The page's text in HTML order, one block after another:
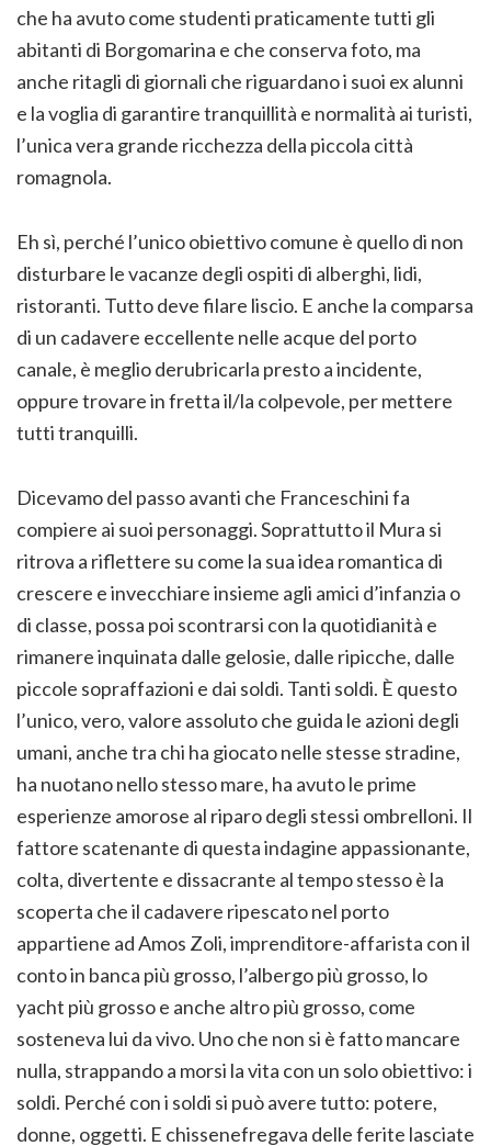
che ha avuto come studenti praticamente tutti gli
abitanti di Borgomarina e che conserva foto, ma
anche ritagli di giornali che riguardano i suoi ex alunni
e la voglia di garantire tranquillità e normalità ai turisti,
l’unica vera grande ricchezza della piccola città
romagnola.
Eh sì, perché l’unico obiettivo comune è quello di non
disturbare le vacanze degli ospiti di alberghi, lidi,
ristoranti. Tutto deve filare liscio. E anche la comparsa
di un cadavere eccellente nelle acque del porto
canale, è meglio derubricarla presto a incidente,
oppure trovare in fretta il/la colpevole, per mettere
tutti tranquilli.
Dicevamo del passo avanti che Franceschini fa
compiere ai suoi personaggi. Soprattutto il Mura si
ritrova a riflettere su come la sua idea romantica di
crescere e invecchiare insieme agli amici d’infanzia o
di classe, possa poi scontrarsi con la quotidianità e
rimanere inquinata dalle gelosie, dalle ripicche, dalle
piccole sopraffazioni e dai soldi. Tanti soldi. È questo
l’unico, vero, valore assoluto che guida le azioni degli
umani, anche tra chi ha giocato nelle stesse stradine,
ha nuotano nello stesso mare, ha avuto le prime
esperienze amorose al riparo degli stessi ombrelloni. Il
fattore scatenante di questa indagine appassionante,
colta, divertente e dissacrante al tempo stesso è la
scoperta che il cadavere ripescato nel porto
appartiene ad Amos Zoli, imprenditore-affarista con il
conto in banca più grosso, l’albergo più grosso, lo
yacht più grosso e anche altro più grosso, come
sosteneva lui da vivo. Uno che non si è fatto mancare
nulla, strappando a morsi la vita con un solo obiettivo: i
soldi. Perché con i soldi si può avere tutto: potere,
donne, oggetti. E chissenefregava delle ferite lasciate